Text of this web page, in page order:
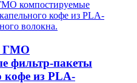
ГМО
фильтр-пакеты
кофе из PLA-